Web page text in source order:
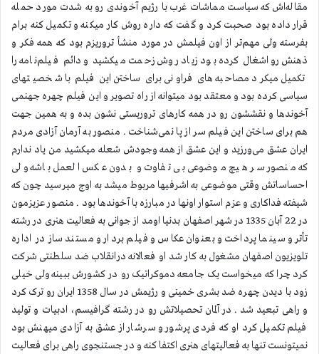
مقاله‌اش که سیاست مماشات غرب با رژیم آخوندی ‌رو به شدت مورد حمله
قرار داده بود صحبت کرد و گفت که داره روش کار میکنه و تکمیل کنه برام
بفرسته ولی مهم‌تر از اون فیلمش در مورد منشأ تروریزم بود که همه فکر و
ذهنش‌رو اشغال کرده بود زیاد روش زحمت میکشید و دائم فیلم‌نامه را
تکمیل میکرد مصاحبه های فراونی برای ساختن این فیلم با شخصیتهای
سیاسی کرده بود و معتقد بود میتوانه از راه تصویر و این فیلم چهره جهنمی
آخوندها و نقششون رو در همه کارهای تروریستی نشون بده و به همین جهت
هم برای ساختن این فیلم سر از پا نمی‌شناخت . منصور به آرمان آزادی مردم
ایران عشق می‌ورزید و این عشق از همه وجودش شعله میکشید من یاد ندارم
که منصور سر هیچ موضوعی بی تفاوت و بدون عکس العمل باشه ولی
احساساتش وقتی موضوعی به اشرفیها مربوط میشد به اوج میرسید چون که
شیفته فداکاری و عزم استوار اونها در مبارزه با آخوندها بود . منصور عزیزمون
در 22 آبان 1335 در شهر اصفهان بدنیا اومد از جوانی به فعالیت هنری در رشته
تأتر و سینما پرداخت و بعنوان عکاس و فیلم بردار و مستند ساز در اداره
تلویزیون اصفهان مشغول به کار شد او فعالانه درانقلاب ضد سلطنتی شرکت
کرد چرا که میخواست یک جامعه دموکراتیک رو در کشورش ببینه ولی خیلی
زود با دیدن چهره ضد بشری خمینی و رژیمش در سال 1358 ایران رو ترک کرد
و راهی تبعید شد . در آلمان تحصیلاتش رو در رشته گرافیسم، ادبیات و تولید
فیلم تکمیل کرد او که فردی پرشور و سرشار از عشق به آزادی میهنش بود
نمیتونست تنها به فعالیتهای هنری اکتفا کنه و در جستنجوی راهی برای فعالیت